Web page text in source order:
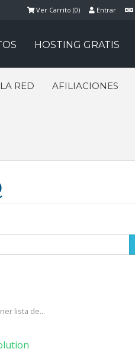
Entrar
Ver Carrito (0)
HOSTING GRATIS
RED AFILIACIONES
lista de...